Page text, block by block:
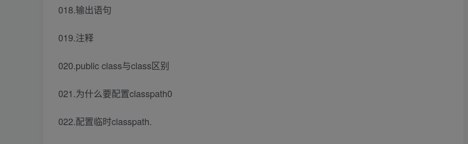
018.输出语句
019.注释
020.public class与class区别
021.为什么要配置classpath0
022.配置临时classpath.